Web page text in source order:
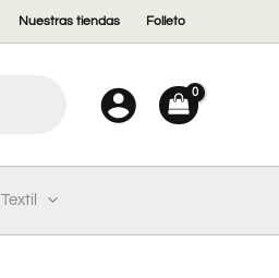
Nuestras tiendas Folleto
Textil